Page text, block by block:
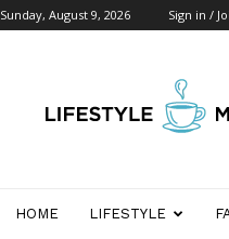
Sunday, August 9, 2026 Sign in /
Indonesia
HOME LIFESTYLE